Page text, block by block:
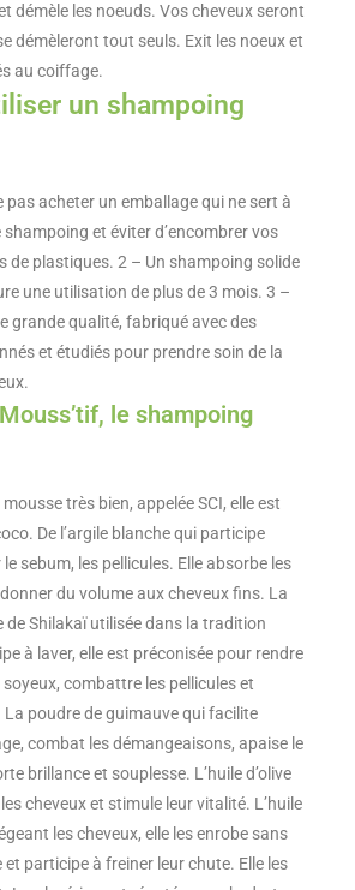
démèle les noeuds. Vos cheveux seront
démèleront tout seuls. Exit les noeux et
au coiffage.
un shampoing
pas acheter un emballage qui ne sert à
shampoing et éviter d’encombrer vos
de plastiques. 2 – Un shampoing solide
une utilisation de plus de 3 mois. 3 –
grande qualité, fabriqué avec des
et étudiés pour prendre soin de la
le shampoing
très bien, appelée SCI, elle est
De l’argile blanche qui participe
sebum, les pellicules. Elle absorbe les
du volume aux cheveux fins. La
de Shilakaï utilisée dans la tradition
à laver, elle est préconisée pour rendre
soyeux, combattre les pellicules et
poudre de guimauve qui facilite
combat les démangeaisons, apaise le
brillance et souplesse. L’huile d’olive
cheveux et stimule leur vitalité. L’huile
les cheveux, elle les enrobe sans
et participe à freiner leur chute. Elle les